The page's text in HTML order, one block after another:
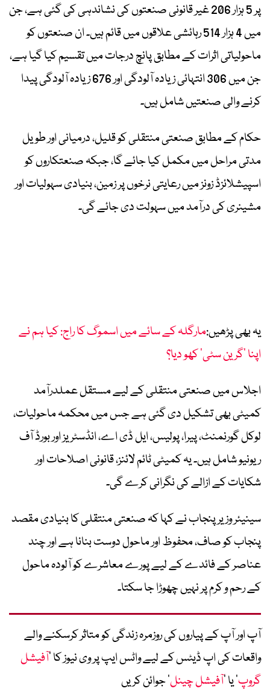
پر 5 ہزار 206 غیر قانونی صنعتوں کی نشاندہی کی گئی ہے، جن
میں 4 ہزار 514 رہائشی علاقوں میں قائم ہیں۔ ان صنعتوں کو
ماحولیاتی اثرات کے مطابق پانچ درجات میں تقسیم کیا گیا ہے،
جن میں 306 انتہائی زیادہ آلودگی اور 676 زیادہ آلودگی پیدا
کرنے والی صنعتیں شامل ہیں۔
حکام کے مطابق صنعتی منتقلی کو قلیل، درمیانی اور طویل
مدتی مراحل میں مکمل کیا جائے گا، جبکہ صنعتکاروں کو
اسپیشلائزڈ زونز میں رعایتی نرخوں پر زمین، بنیادی سہولیات اور
مشینری کی درآمد میں سہولت دی جائے گی۔
یہ بھی پڑھیں:مارگلہ کے سائے میں اسموگ کا راج: کیا ہم نے
اپنا ’گرین سٹی‘ کھو دیا؟
اجلاس میں صنعتی منتقلی کے لیے مستقل عملدرآمد
کمیٹی بھی تشکیل دی گئی ہے جس میں محکمہ ماحولیات،
لوکل گورنمنٹ، پیرا، پولیس، ایل ڈی اے، انڈسٹریز اور بورڈ آف
ریونیو شامل ہیں۔ یہ کمیٹی ٹائم لائنز، قانونی اصلاحات اور
شکایات کے ازالے کی نگرانی کرے گی۔
سینیئر وزیر پنجاب نے کہا کہ صنعتی منتقلی کا بنیادی مقصد
پنجاب کو صاف، محفوظ اور ماحول دوست بنانا ہے اور چند
عناصر کے فائدے کے لیے پورے معاشرے کو آلودہ ماحول
کے رحم و کرم پر نہیں چھوڑا جا سکتا۔
آپ اور آپ کے پیاروں کی روزمرہ زندگی کو متاثر کرسکنے والے
واقعات کی اپ ڈیٹس کے لیے واٹس ایپ پر وی نیوز کا ’آفیشل
گروپ‘ یا ’آفیشل چینل‘ جوائن کریں